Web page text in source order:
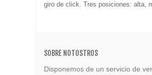
giro de click. Tres posiciones: alta,
SOBRE NOTOSTROS
Disponemos de un servicio de